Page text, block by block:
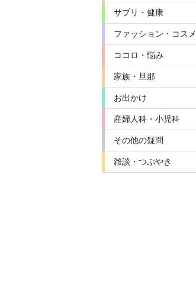
サプリ・健康
ファッション・コスメ
ココロ・悩み
家族・旦那
お出かけ
産婦人科・小児科
その他の疑問
雑談・つぶやき